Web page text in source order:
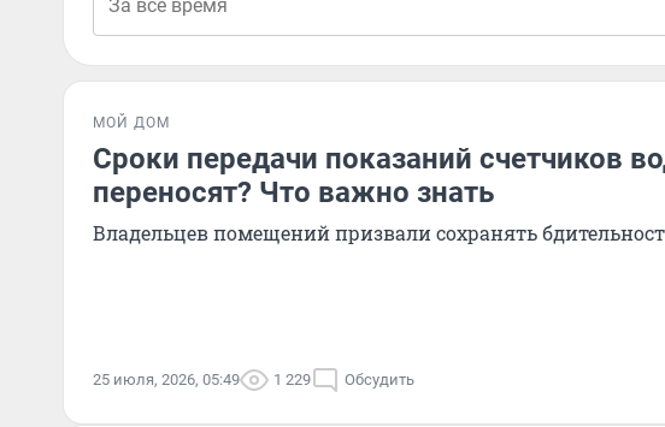
МОЙ ДОМ
Сроки передачи показаний счетчиков
переносят? Что важно знать
Владельцев помещений призвали сохранять
25 июля, 2026, 05:49 1 229 Обсудить